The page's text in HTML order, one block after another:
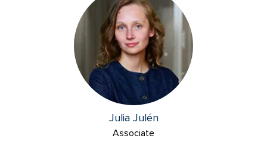
Julia Julén
Associate